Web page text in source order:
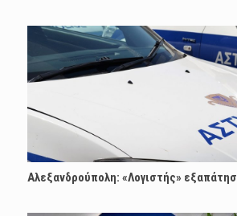
Αλεξανδρούπολη: «Λογιστής»